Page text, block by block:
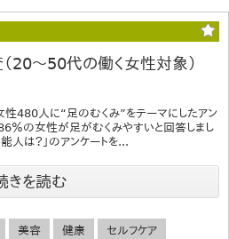
20～50代の働く女性対象）
480人に“足のむくみ”をテーマにしたアン
86％の女性が足がむくみやすいと回答しまし
人は？」のアンケートを...
きを読む
美容 健康 セルフケア